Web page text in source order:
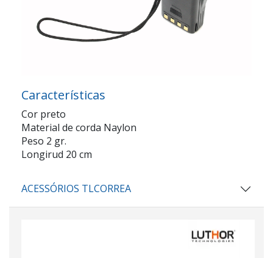
Características
Cor preto
Material de corda Naylon
Peso 2 gr.
Longirud 20 cm
ACESSÓRIOS TLCORREA